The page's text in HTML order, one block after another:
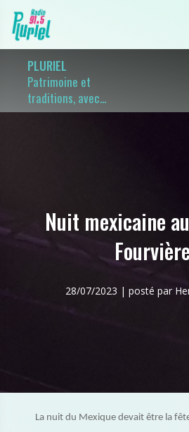
PLURIEL
Patrimoine et
traditions, avec...
Nuit mexicaine
28/07/2023 | posté par
La nuit du Mexique devait être la